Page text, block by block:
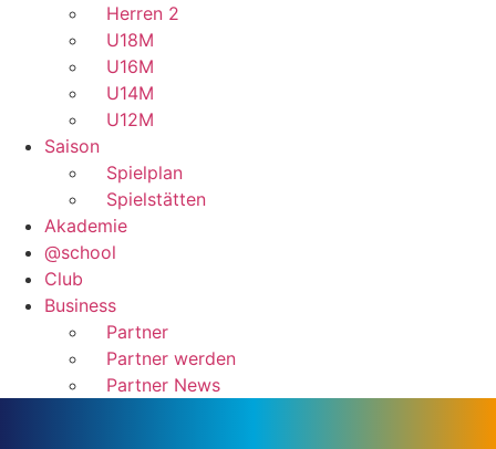
Herren 2
U18M
U16M
U14M
U12M
Saison
Spielplan
Spielstätten
Akademie
@school
Club
Business
Partner
Partner werden
Partner News